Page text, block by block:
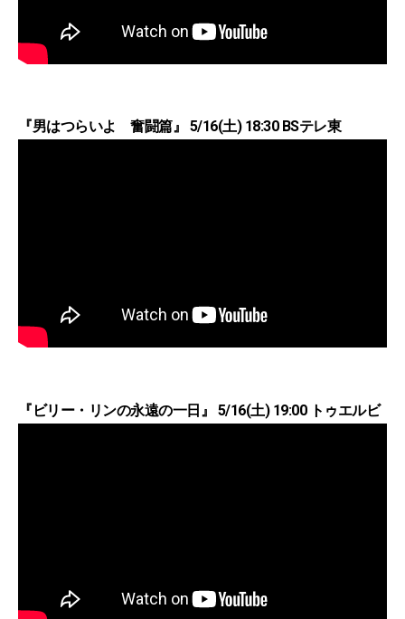
『男はつらいよ 奮闘篇』 5/16(土) 18:30 BSテレ東
『ビリー・リンの永遠の一日』 5/16(土) 19:00 トゥエルビ